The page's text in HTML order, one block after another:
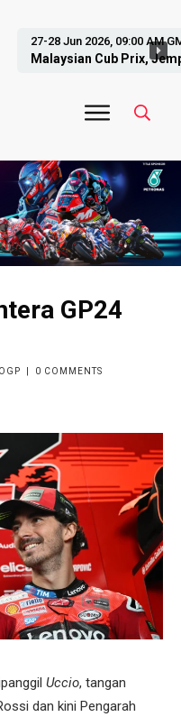
+8
Round 3
GP24
0 COMMENTS
Uccio, tangan
dan kini Pengarah